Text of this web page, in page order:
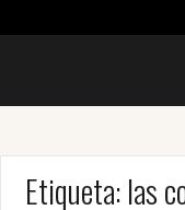
Etiqueta:las